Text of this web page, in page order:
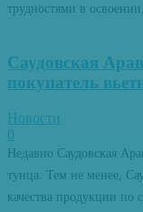
трудностями в
Саудовская
покупатель
Новости
0
Недавно Саудовская
тунца. Тем не менее,
качества продукции